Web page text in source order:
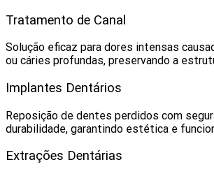
Tratamento de Canal
Solução eficaz para dores intensas
ou cáries profundas, preservando a
Implantes Dentários
Reposição de dentes perdidos com
durabilidade, garantindo estética e
Extrações Dentárias